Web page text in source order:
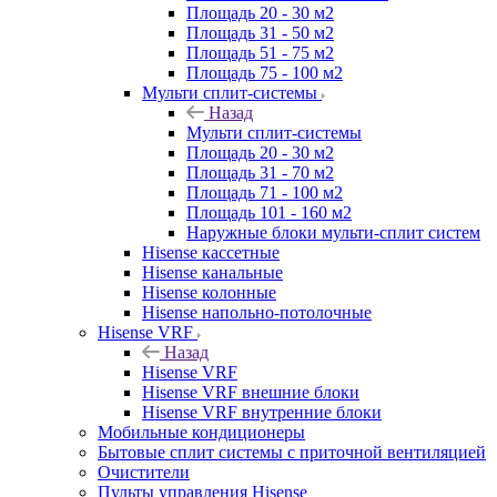
Площадь 20 - 30 м2
Площадь 31 - 50 м2
Площадь 51 - 75 м2
Площадь 75 - 100 м2
Мульти сплит-системы
Назад
Мульти сплит-системы
Площадь 20 - 30 м2
Площадь 31 - 70 м2
Площадь 71 - 100 м2
Площадь 101 - 160 м2
Наружные блоки мульти-сплит систем
Hisense кассетные
Hisense канальные
Hisense колонные
Hisense напольно-потолочные
Hisense VRF
Назад
Hisense VRF
Hisense VRF внешние блоки
Hisense VRF внутренние блоки
Мобильные кондиционеры
Бытовые сплит системы с приточной вентиляцией
Очистители
Пульты управления Hisense